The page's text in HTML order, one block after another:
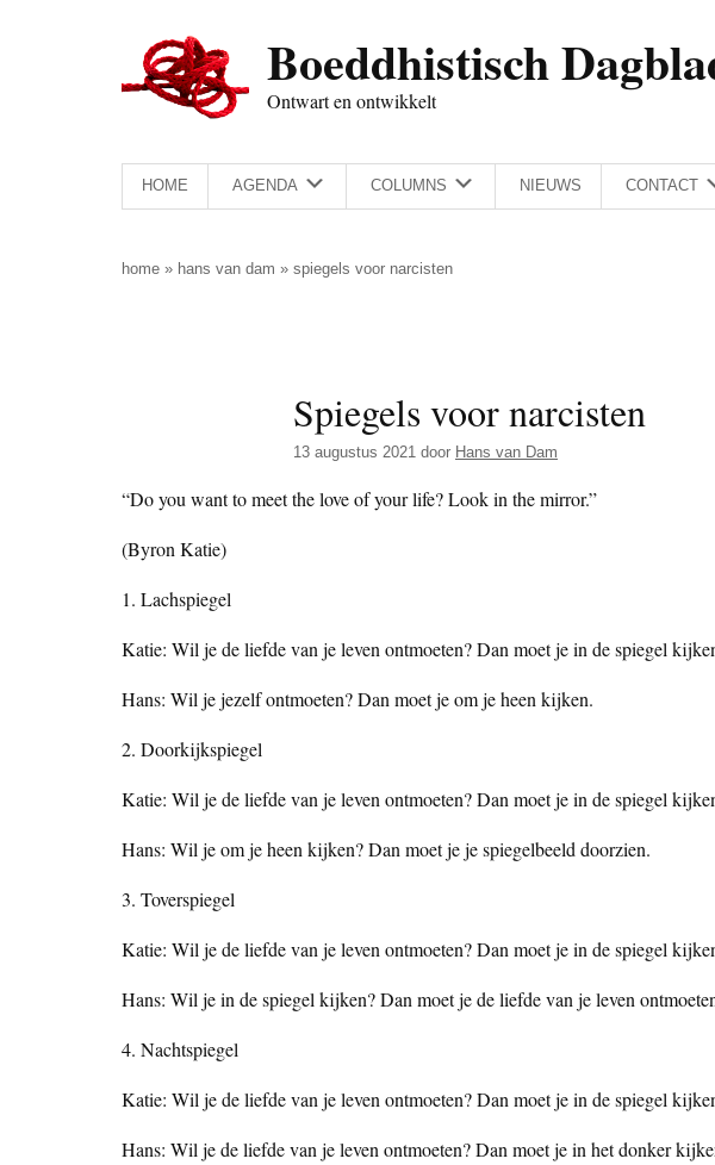
Boeddhistisch
Ontwart en ontwikkelt
HOME AGENDA COLUMNS NIEUWS CONTACT
home » hans van dam » spiegels voor narcisten
Spiegels voor narcisten
13 augustus 2021 door Hans van Dam
“Do you want to meet the love of your life? Look in the mirror.”
(Byron Katie)
1. Lachspiegel
Katie: Wil je de liefde van je leven ontmoeten? Dan moet je in de spiegel
Hans: Wil je jezelf ontmoeten? Dan moet je om je heen kijken.
2. Doorkijkspiegel
Katie: Wil je de liefde van je leven ontmoeten? Dan moet je in de spiegel
Hans: Wil je om je heen kijken? Dan moet je je spiegelbeeld doorzien.
3. Toverspiegel
Katie: Wil je de liefde van je leven ontmoeten? Dan moet je in de spiegel
Hans: Wil je in de spiegel kijken? Dan moet je de liefde van je leven
4. Nachtspiegel
Katie: Wil je de liefde van je leven ontmoeten? Dan moet je in de spiegel
Hans: Wil je de liefde van je leven ontmoeten? Dan moet je in het donker